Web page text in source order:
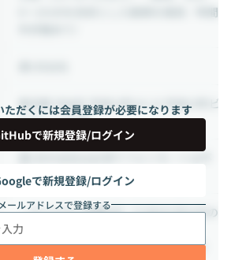
ただくには会員登録が必要になります
で新規登録/ログイン
で新規登録/ログイン
メールアドレスで登録する
0〜19:00を目安とした勤務を推奨／時間
東京都 渋谷区 宇田川町14-13 宇田川町ビ
ルディング5階
可
・ウェルカム休暇3日（入社6か月以内の
方）
・有給休暇10日（入社6か月後に付与）